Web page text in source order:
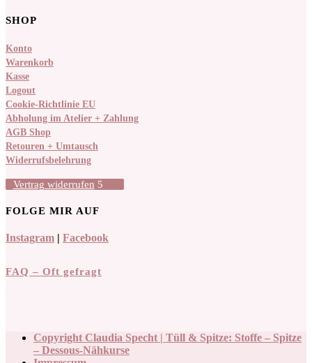
SHOP
Konto
Warenkorb
Kasse
Logout
Cookie-Richtlinie EU
Abholung im Atelier + Zahlung
AGB Shop
Retouren + Umtausch
Widerrufsbelehrung
Vertrag widerrufen
FOLGE MIR AUF
Instagram | Facebook
FAQ – Oft gefragt
Copyright Claudia Specht | Tüll & Spitze: Stoffe – Spitze
– Dessous-Nähkurse